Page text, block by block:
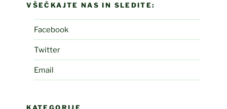
VŠEČKAJTE NAS IN SLEDITE:
Facebook
Twitter
Email